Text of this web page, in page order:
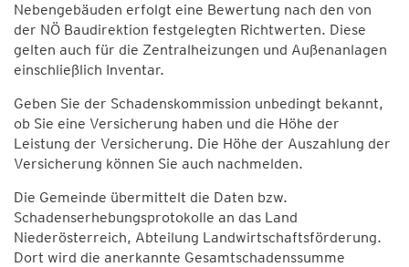
Nebengebäuden erfolgt eine Bewertung nach den von
der NÖ Baudirektion festgelegten Richtwerten. Diese
gelten auch für die Zentralheizungen und Außenanlagen
einschließlich Inventar.
Geben Sie der Schadenskommission unbedingt bekannt,
ob Sie eine Versicherung haben und die Höhe der
Leistung der Versicherung. Die Höhe der Auszahlung der
Versicherung können Sie auch nachmelden.
Die Gemeinde übermittelt die Daten bzw.
Schadenserhebungsprotokolle an das Land
Niederösterreich, Abteilung Landwirtschaftsförderung.
Dort wird die anerkannte Gesamtschadenssumme